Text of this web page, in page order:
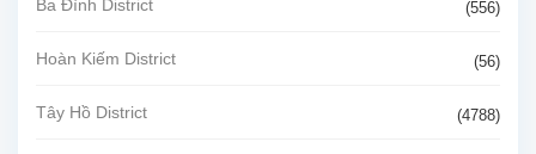
Ba Đình District (556)
Hoàn Kiếm District (56)
Tây Hồ District (4788)